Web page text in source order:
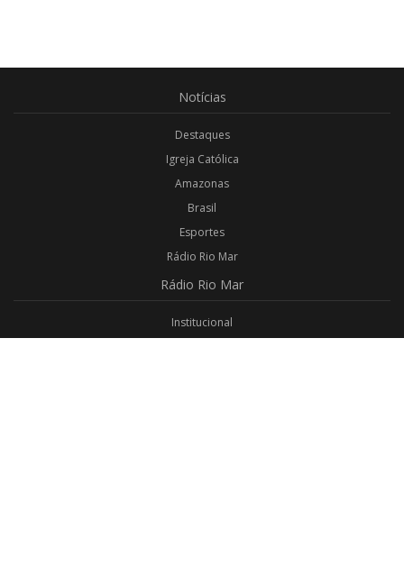
Notícias
Destaques
Igreja Católica
Amazonas
Brasil
Esportes
Rádio Rio Mar
Rádio Rio Mar
Institucional